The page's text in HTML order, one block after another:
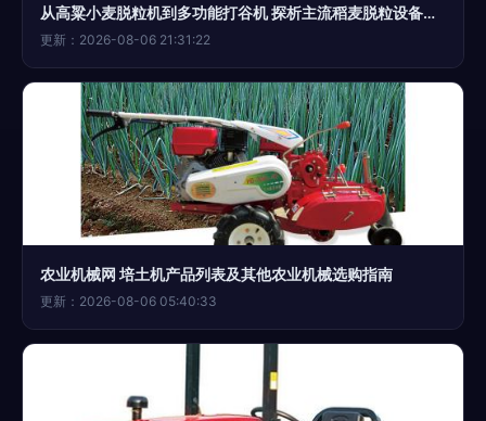
从高粱小麦脱粒机到多功能打谷机 探析主流稻麦脱粒设备及其他农业机械的价格与选择
更新：2026-08-06 21:31:22
农业机械网 培土机产品列表及其他农业机械选购指南
更新：2026-08-06 05:40:33